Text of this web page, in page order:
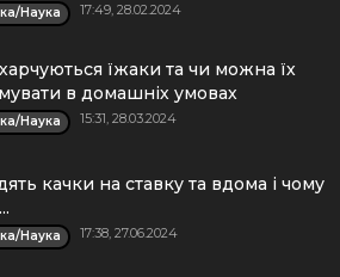
Наука 17:49, 28.02.2024
їжаки та чи можна їх
в домашніх умовах
Наука 15:31, 28.03.2024
качки на ставку та вдома і чому
Наука 17:38, 27.06.2024